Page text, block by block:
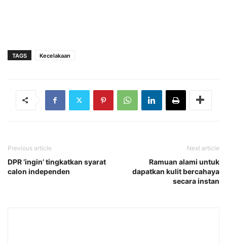
TAGS Kecelakaan
Previous article
DPR ‘ingin’ tingkatkan syarat
calon independen
Next article
Ramuan alami untuk
dapatkan kulit bercahaya
secara instan